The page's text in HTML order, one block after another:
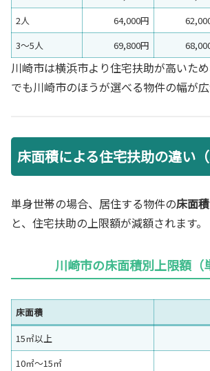
2人
64,000円
3〜5人
69,800円
川崎市は横浜市より住宅扶助が高いた
でも川崎市のほうが選べる物件の幅が広
床面積による住宅扶助の違い（
単身世帯の場合、居住する物件の床面
と、住宅扶助の上限額が減額されます。
川崎市の床面積別上限額（
床面積
15㎡以上
10㎡～15㎡